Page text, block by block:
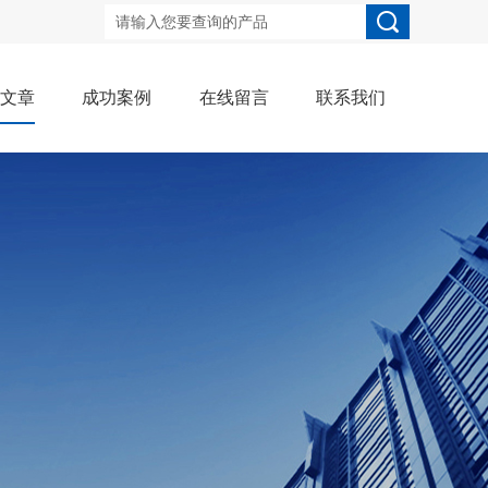
章 成功案例 在线留言 联系我们